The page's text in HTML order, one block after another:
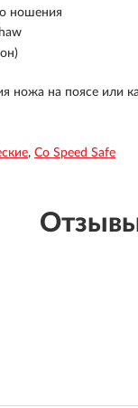
ношения
ножа на поясе или
Со Speed Safe